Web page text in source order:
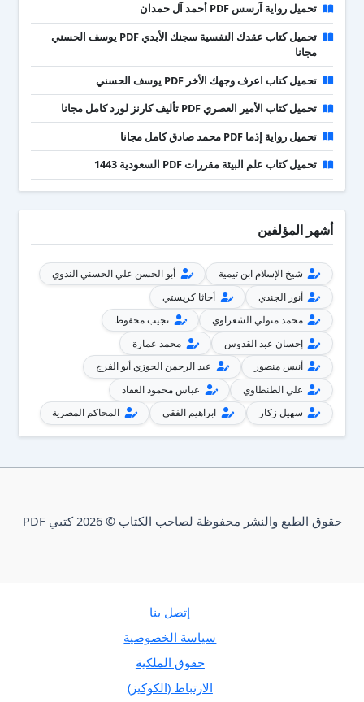
تحميل رواية آرسس PDF أحمد آل حمدان
تحميل كتاب عقدك النفسية سجنك الأبدي PDF يوسف الحسني
مجانا
تحميل كتاب اعرف وجهك الأخر PDF يوسف الحسني
تحميل كتاب الأمير العصري PDF تأليف كارنز لورد كامل مجانا
تحميل رواية إذما PDF محمد صادق كامل مجانا
تحميل كتاب علم البيئة مقررات PDF السعودية 1443
أشهر المؤلفين
شيخ الإسلام ابن تيمية
أبو الحسن علي الحسني الندوي
أنور الجندي
أجاثا كريستي
محمد متولي الشعراوي
نجيب محفوظ
إحسان عبد القدوس
محمد عمارة
أنيس منصور
عبد الرحمن الجوزي أبو الفرج
علي الطنطاوي
عباس محمود العقاد
سهيل زكار
ابراهيم الفقى المحاكم المصرية
حقوق الطبع والنشر محفوظة لصاحب الكتاب © 2026 كتبي PDF
إتصل بنا
سياسة الخصوصية
حقوق الملكية
الارتباط (الكوكيز)